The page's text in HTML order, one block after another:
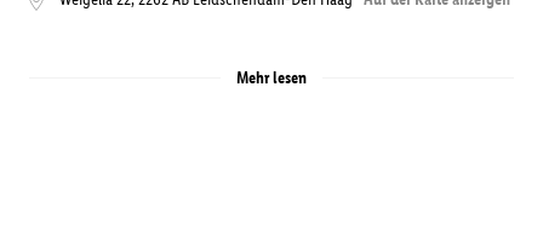
Mehr lesen